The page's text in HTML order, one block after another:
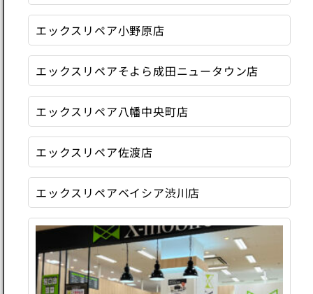
エックスリペア小野原店
エックスリペアそよら成田ニュータウン店
エックスリペア八幡中央町店
エックスリペア佐渡店
エックスリペアベイシア渋川店